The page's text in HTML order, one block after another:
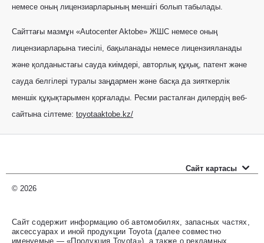
немесе оның лицензиарларының меншігі болып табылады.
Сайттағы мазмұн «Autocenter Aktobe» ЖШС немесе оның
лицензиарларына тиесілі, бақыланады немесе лицензияланады
және қолданыстағы сауда киімдері, авторлық құқық, патент және
сауда белгілері туралы заңдармен және басқа да зияткерлік
меншік құқықтарымен қорғалады. Ресми расталған дилердің веб-
сайтына сілтеме: toyotaaktobe.kz/
Сайт картасы
Новые автомобили
Автомобили с пробегом
© 2026
Сайт содержит информацию об автомобилях, запасных частях,
аксессуарах и иной продукции Toyota (далее совместно
именуемые — «Продукция Toyota»), а также о рекламных